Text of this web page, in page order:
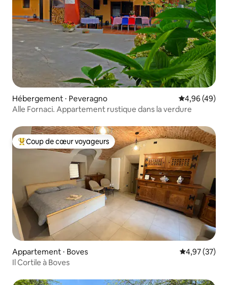
Hébergement ⋅ Peveragno Évaluation
4,96 (49)
Alle Fornaci. Appartement rustique dans la verdure
Coups de cœur voyageurs les plus appréciés
Coup de cœur voyageurs
Appartement ⋅ Boves Évaluation
4,97 (37)
Il Cortile à Boves